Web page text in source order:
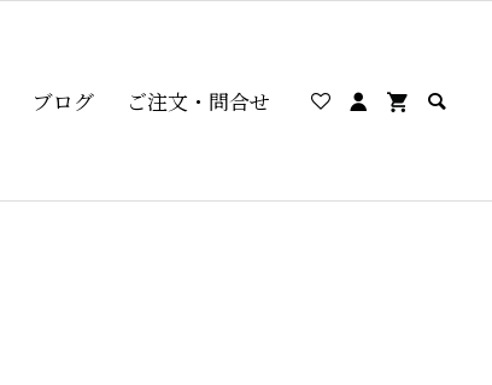
ブログ ご注文・問合せ